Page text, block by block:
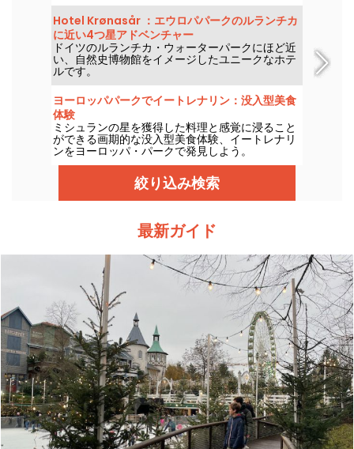
Hotel Krønasår ：エウロパパークのルランチカ
に近い4つ星アドベンチャー
ドイツのルランチカ・ウォーターパークにほど近
い、自然史博物館をイメージしたユニークなホテ
ルです。
ヨーロッパパークでイートレナリン：没入型美食
体験
ミシュランの星を獲得した料理と感覚に浸ること
ができる画期的な没入型美食体験、イートレナリ
ンをヨーロッパ・パークで発見しよう。
絞り込み検索
最新ガイド